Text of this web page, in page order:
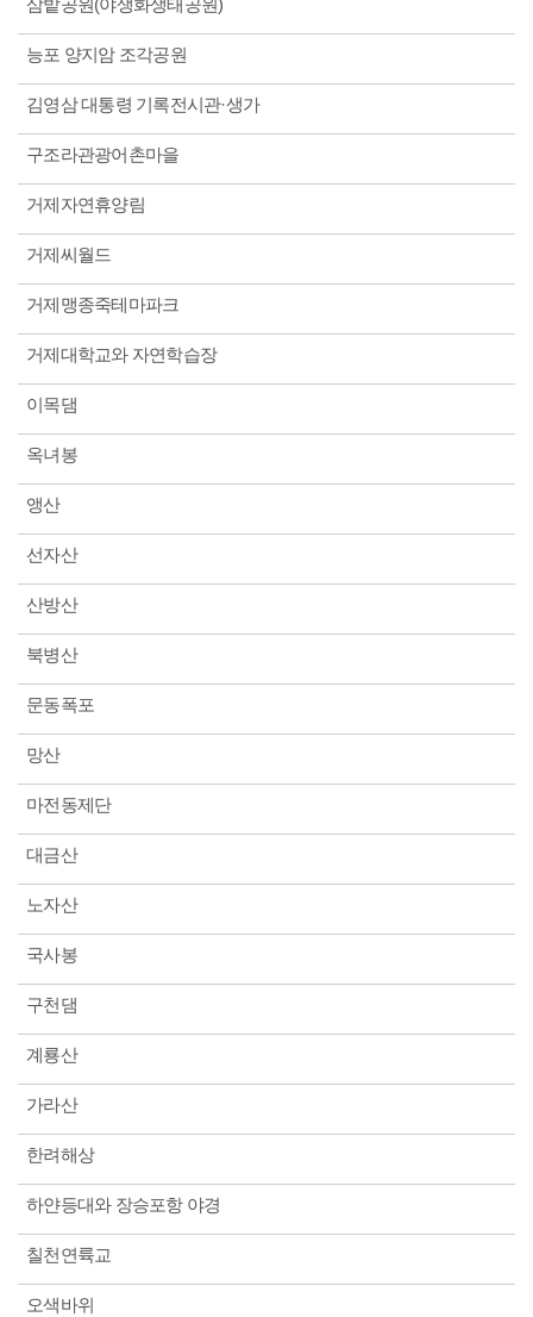
삼밭공원(야생화생태공원)
능포 양지암 조각공원
김영삼 대통령 기록전시관·생가
구조라관광어촌마을
거제자연휴양림
거제씨월드
거제맹종죽테마파크
거제대학교와 자연학습장
이목댐
옥녀봉
앵산
선자산
산방산
북병산
문동폭포
망산
마전동제단
대금산
노자산
국사봉
구천댐
계룡산
가라산
한려해상
하얀등대와 장승포항 야경
칠천연륙교
오색바위